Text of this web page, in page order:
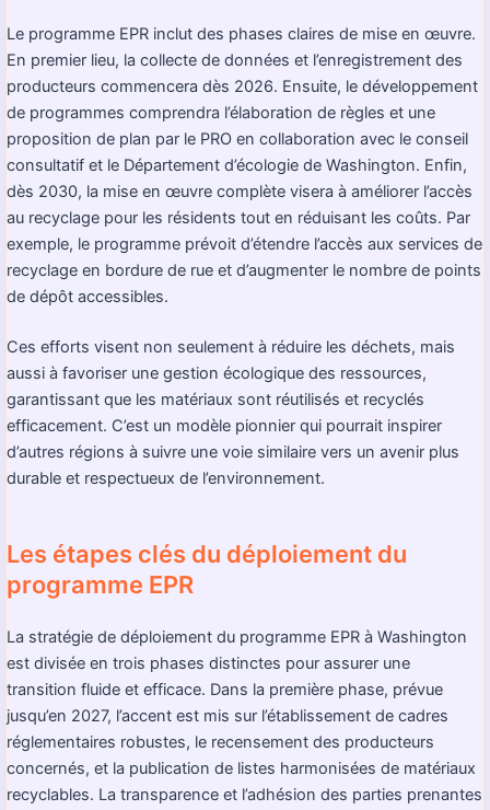
Le programme EPR inclut des phases claires de mise en œuvre.
En premier lieu, la collecte de données et l’enregistrement des
producteurs commencera dès 2026. Ensuite, le développement
de programmes comprendra l’élaboration de règles et une
proposition de plan par le PRO en collaboration avec le conseil
consultatif et le Département d’écologie de Washington. Enfin,
dès 2030, la mise en œuvre complète visera à améliorer l’accès
au recyclage pour les résidents tout en réduisant les coûts. Par
exemple, le programme prévoit d’étendre l’accès aux services de
recyclage en bordure de rue et d’augmenter le nombre de points
de dépôt accessibles.
Ces efforts visent non seulement à réduire les déchets, mais
aussi à favoriser une gestion écologique des ressources,
garantissant que les matériaux sont réutilisés et recyclés
efficacement. C’est un modèle pionnier qui pourrait inspirer
d’autres régions à suivre une voie similaire vers un avenir plus
durable et respectueux de l’environnement.
Les étapes clés du déploiement du
programme EPR
La stratégie de déploiement du programme EPR à Washington
est divisée en trois phases distinctes pour assurer une
transition fluide et efficace. Dans la première phase, prévue
jusqu’en 2027, l’accent est mis sur l’établissement de cadres
réglementaires robustes, le recensement des producteurs
concernés, et la publication de listes harmonisées de matériaux
recyclables. La transparence et l’adhésion des parties prenantes